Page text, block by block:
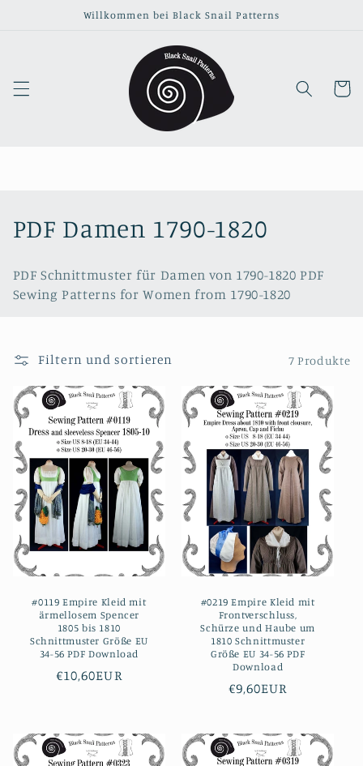
Willkommen bei Black Snail Patterns
K
t
g
o
r
i
e
:
PDF Damen 1790-1820
PDF Schnittmuster für Damen von 1790-1820 PDF
Sewing Patterns for Women from 1790-1820
Filtern und sortieren 7 Produkte
#0119 Empire Kleid mit
ärmellosem Spencer
1805 bis 1810
Schnittmuster Größe EU
34-56 PDF Download
Normaler
€10,60EUR
#0219 Empire Kleid mit
Frontverschluss,
Schürze und Haube um
1810 Schnittmuster
Größe EU 34-56 PDF
Download
Normaler
€9,60EUR